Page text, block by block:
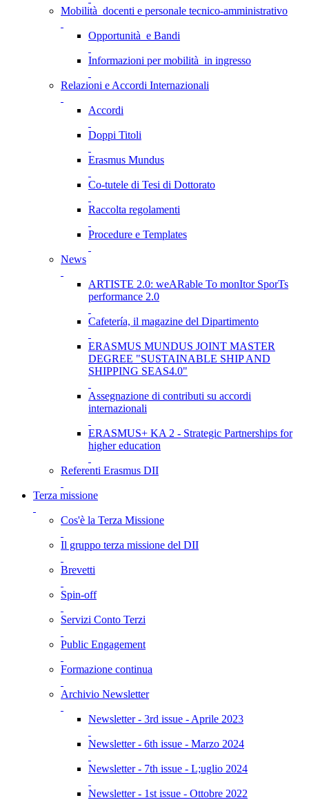
Mobilità docenti e personale tecnico-amministrativo
Opportunità e Bandi
Informazioni per mobilità in ingresso
Relazioni e Accordi Internazionali
Accordi
Doppi Titoli
Erasmus Mundus
Co-tutele di Tesi di Dottorato
Raccolta regolamenti
Procedure e Templates
News
ARTISTE 2.0: weARable To monItor SporTs
performance 2.0
Cafetería, il magazine del Dipartimento
ERASMUS MUNDUS JOINT MASTER
DEGREE "SUSTAINABLE SHIP AND
SHIPPING SEAS4.0"
Assegnazione di contributi su accordi
internazionali
ERASMUS+ KA 2 - Strategic Partnerships for
higher education
Referenti Erasmus DII
Terza missione
Cos'è la Terza Missione
Il gruppo terza missione del DII
Brevetti
Spin-off
Servizi Conto Terzi
Public Engagement
Formazione continua
Archivio Newsletter
Newsletter - 3rd issue - Aprile 2023
Newsletter - 6th issue - Marzo 2024
Newsletter - 7th issue - L;uglio 2024
Newsletter - 1st issue - Ottobre 2022